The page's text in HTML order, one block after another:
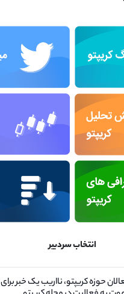
انتخاب سردبیر
حوزه کریپتو، نااریب یک خبر